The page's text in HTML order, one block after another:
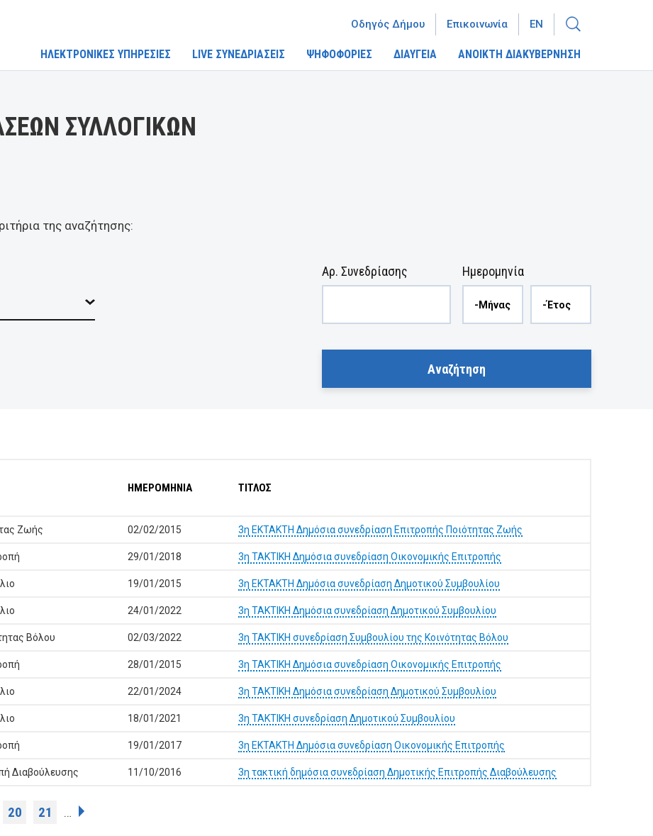
ΗΛΕΚΤΡΟΝΙΚΕΣ ΥΠΗΡΕΣΙΕΣ LIVE ΣΥΝΕΔΡΙΑΣΕΙΣ ΨΗΦΟΦΟΡΙΕΣ ΔΙΑΥΓΕΙΑ ΑΝΟΙΚΤΗ ΔΙΑΚΥΒΕΡΝΗΣΗ
Οδηγός Δήμου Επικοινωνία EN
ΣΥΛΛΟΓΙΚΩΝ
της αναζήτησης:
Ημερομηνία
Αρ. Συνεδρίασης
ΗΜΕΡΟΜΗΝΙΑ ΤΙΤΛΟΣ
Ζωής 02/02/2015 3η ΕΚΤΑΚΤΗ Δημόσια συνεδρίαση Επιτροπής Ποιότητας Ζωής
29/01/2018 3η ΤΑΚΤΙΚΗ Δημόσια συνεδρίαση Οικονομικής Επιτροπής
19/01/2015 3η ΕΚΤΑΚΤΗ Δημόσια συνεδρίαση Δημοτικού Συμβουλίου
24/01/2022 3η ΤΑΚΤΙΚΗ Δημόσια συνεδρίαση Δημοτικού Συμβουλίου
Βόλου 02/03/2022 3η ΤΑΚΤΙΚΗ συνεδρίαση Συμβουλίου της Κοινότητας Βόλου
28/01/2015 3η ΤΑΚΤΙΚΗ Δημόσια συνεδρίαση Οικονομικής Επιτροπής
22/01/2024 3η ΤΑΚΤΙΚΗ Δημόσια συνεδρίαση Δημοτικού Συμβουλίου
18/01/2021 3η TAKTIKH συνεδρίαση Δημοτικού Συμβουλίου
19/01/2017 3η ΕΚΤΑΚΤΗ Δημόσια συνεδρίαση Οικονομικής Επιτροπής
Διαβούλευσης 11/10/2016 3η τακτική δημόσια συνεδρίαση Δημοτικής Επιτροπής Διαβούλευσης
20 21 …